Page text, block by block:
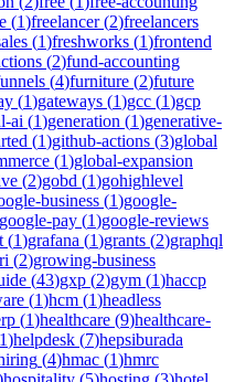
(1)freelancer(2)freelancers
(1)freshworks (1)frontend
(2)fund-accounting
(4)furniture (2)future
(1)gateways (1)gcc (1)gcp
ai (1)generation (1)generative-
(1)github-actions (3)global
(1)global-expansion
(2)gobd (1)gohighlevel
business (1)google-
google-pay (1)google-reviews
(1)grafana (1)grants (2)graphql
(2)growing-business
(43)gxp (2)gym (1)haccp
(1)hcm (1)headless
(1)healthcare (9)healthcare-
1)helpdesk (7)hepsiburada
(4)hmac (1)hmrc